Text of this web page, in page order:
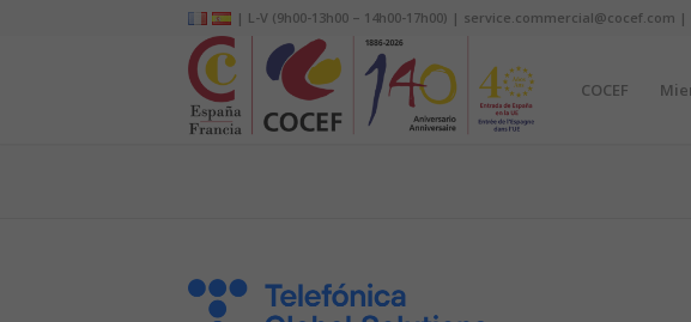
| L-V (9h00-13h00 – 14h00-17h00) | service.commercial@cocef.com |
COCEF